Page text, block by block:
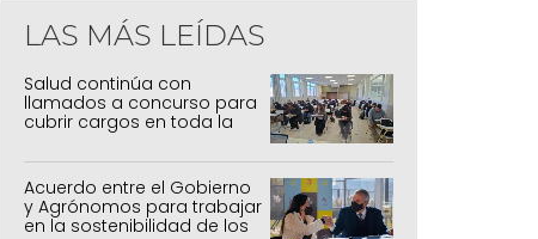
LAS MÁS LEÍDAS
Salud continúa con
llamados a concurso para
cubrir cargos en toda la
Acuerdo entre el Gobierno
y Agrónomos para trabajar
en la sostenibilidad de los